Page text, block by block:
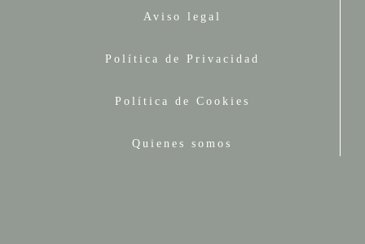
Aviso legal
Política de Privacidad
Política de Cookies
Quienes somos